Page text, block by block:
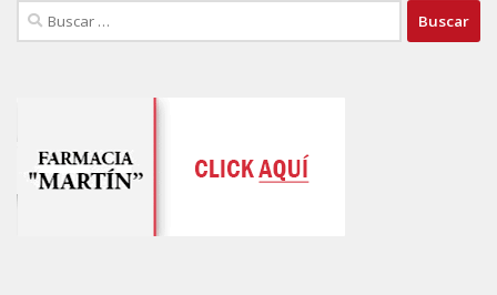
Buscar: